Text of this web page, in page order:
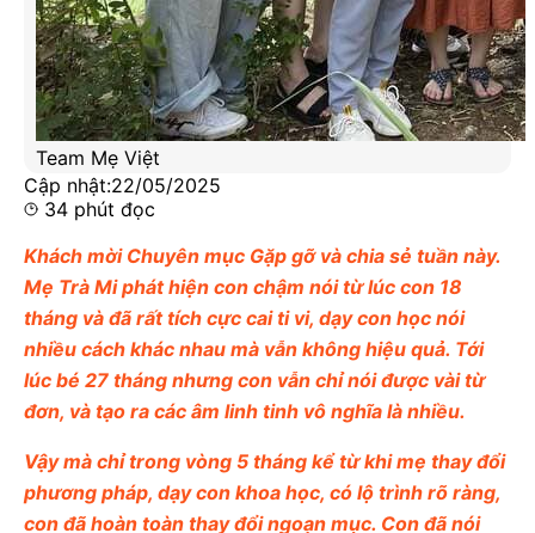
Team Mẹ Việt
Cập nhật:22/05/2025
34 phút đọc
Khách mời Chuyên mục Gặp gỡ và chia sẻ tuần này.
Mẹ Trà Mi phát hiện con chậm nói từ lúc con 18
tháng và đã rất tích cực cai ti vi, dạy con học nói
nhiều cách khác nhau mà vẫn không hiệu quả. Tới
lúc bé 27 tháng nhưng con vẫn chỉ nói được vài từ
đơn, và tạo ra các âm linh tinh vô nghĩa là nhiều.
Vậy mà chỉ trong vòng 5 tháng kể từ khi mẹ thay đổi
phương pháp, dạy con khoa học, có lộ trình rõ ràng,
con đã hoàn toàn thay đổi ngoạn mục. Con đã nói